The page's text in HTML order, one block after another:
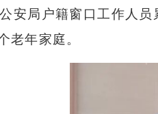
安局户籍窗口工作人
老年家庭。